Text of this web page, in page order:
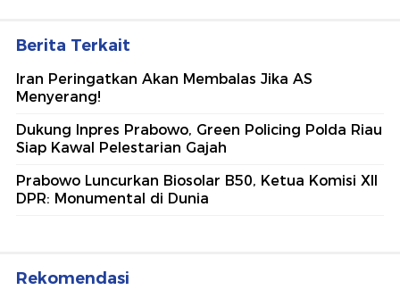
Berita Terkait
Iran Peringatkan Akan Membalas Jika AS
Menyerang!
Dukung Inpres Prabowo, Green Policing Polda Riau
Siap Kawal Pelestarian Gajah
Prabowo Luncurkan Biosolar B50, Ketua Komisi XII
DPR: Monumental di Dunia
Rekomendasi